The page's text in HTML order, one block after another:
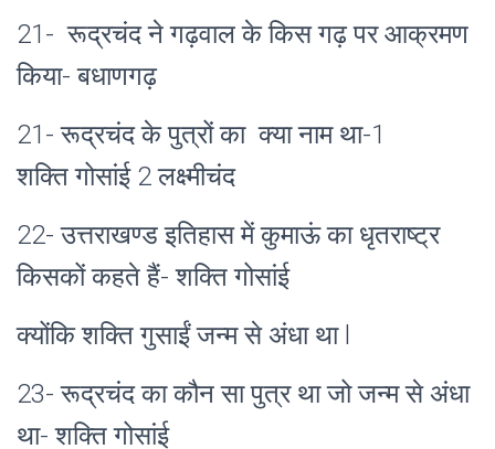
21- रूद्रचंद ने गढ़वाल के किस गढ़ पर आक्रमण
किया- बधाणगढ़
21- रूद्रचंद के पुत्रों का क्या नाम था-1
शक्तिगोसांई 2 लक्ष्मीचंद
22- उत्तराखण्ड इतिहास में कुमाऊं का धृतराष्ट्र
किसकों कहते हैं- शक्तिगोसांई
क्योंकिशक्तिगुसाईं जन्म से अंधा था l
23- रूद्रचंद का कौन सा पुत्र था जो जन्म से अंधा
था- शक्ति गोसांई